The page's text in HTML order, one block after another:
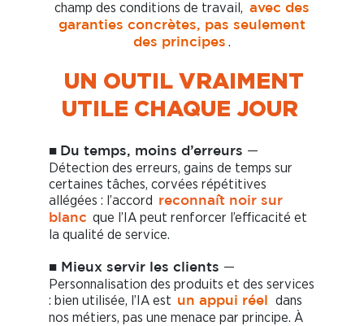
champ des conditions de travail, avec des
garanties concrètes, pas seulement
des principes .
UN OUTIL VRAIMENT
UTILE CHAQUE JOUR
■ Du temps, moins d’erreurs —
Détection des erreurs, gains de temps sur
certaines tâches, corvées répétitives
allégées : l’accord
reconnaît noir sur
blanc que l’IA peut renforcer l’efficacité et
la qualité de service.
■ Mieux servir les clients —
Personnalisation des produits et des services
: bien utilisée, l’IA est un appui réel
dans
nos métiers, pas une menace par principe. À